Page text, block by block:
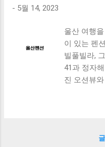
인해보세요. 추가할인 확인
루투스키보드 같은 상품
없습니다. 다양한 상품들
해서 구매하실 수 있도록
러가기 추천상품 Best 유
거치형 저소음 블루투스 키
- 5월 14, 2023
울산 여행
이 있는 펜
빌풀빌라,
41과 정자
진 오션뷰
수 있는 곳
적인 선택